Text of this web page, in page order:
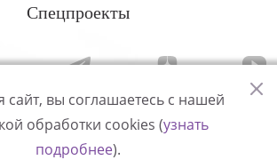
Спецпроекты
конфиденциальности
сайт, вы соглашаетесь с нашей
обработки cookies (узнать
подробнее).